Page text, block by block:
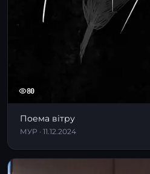
80
Поема вітру
МУР · 11.12.2024